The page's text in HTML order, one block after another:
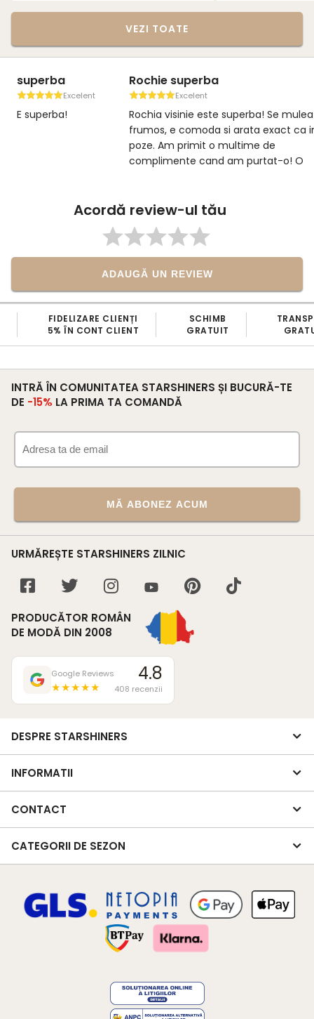
VEZI TOATE
superba
Excelent
E superba!
Rochie superba
Excelent
Rochia visinie este superba! Se
frumos, e comoda si arata exact ca
poze. Am primit o multime de
complimente cand am purtat-o! O
Acordă review-ul tău
ADAUGĂ UN REVIEW
FIDELIZARE CLIENȚI
5% ÎN CONT CLIENT
SCHIMB
GRATUIT
INTRĂ ÎN COMUNITATEA STARSHINERS ȘI BUCURĂ-TE
DE -15% LA PRIMA TA COMANDĂ
MĂ ABONEZ ACUM
URMĂREȘTE STARSHINERS ZILNIC
PRODUCĂTOR ROMÂN
DE MODĂ DIN 2008
Google Reviews
★★★★★
4.8
408 recenzii
DESPRE STARSHINERS
INFORMATII
CONTACT
CATEGORII DE SEZON